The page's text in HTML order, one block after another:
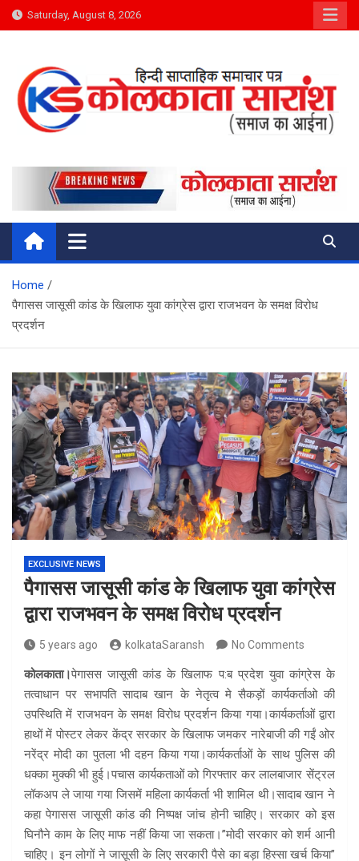
Skip
to
Saturday, August 8, 2026
Kolkata Saransh News
समाज का आईना
Home
पैगासस जासूसी कांड के खिलाफ युवा कांग्रेस द्वारा राजभवन के समक्ष विरोध
प्रदर्शन
EXCLUSIVE NEWS
पैगासस जासूसी कांड के खिलाफ युवा कांग्रेस
द्वारा राजभवन के समक्ष विरोध प्रदर्शन
5 years ago kolkataSaransh No Comments
कोलकाता।पेगासस जासूसी कांड के खिलाफ प:ब प्रदेश युवा कांग्रेस के
तत्वाधान पर सभापति सादाब खान के नेतृत्व मे सैकड़ों कार्यकर्ताओ की
उपस्थिति में राजभवन के समक्ष विरोध प्रदर्शन किया गया।कार्यकर्ताओं द्वारा
हाथों में पोस्टर लेकर केंद्र सरकार के खिलाफ जमकर नारेबाजी की गईं ओर
नरेंद्र मोदी का पुतला भी दहन किया गया।कार्यकर्ताओं के साथ पुलिस की
धक्का मुक्की भी हुई।पचास कार्यकताओं को गिरफ्तार कर लालबाजार सेंट्रल
लॉकअप ले जाया गया जिसमें महिला कार्यकर्ता भी शामिल थी।सादाब खान ने
कहा पेगासस जासूसी कांड की निष्पक्ष जांच होनी चाहिए। सरकार को इस
घिनौने काम के लिए माफ नहीं किया जा सकता।”मोदी सरकार को शर्म आनी
चाहिए। इन लोगों ने जासूसी के लिए सरकारी पैसे का बड़ा हिस्सा खर्च किया”